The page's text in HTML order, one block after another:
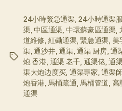
标
24小時緊急通渠, 24小時通渠
渠,中區通渠, 中環蘇豪區通渠,
道維修, 紅磡通渠, 緊急通渠, 美
渠,通沙井, 通渠, 通渠 厨房,通
炮 香港, 通渠 老千, 通渠佬,通
渠大炮边度买, 通渠專家,通渠
炮香港, 馬桶疏通,馬桶管道, 高
通渠